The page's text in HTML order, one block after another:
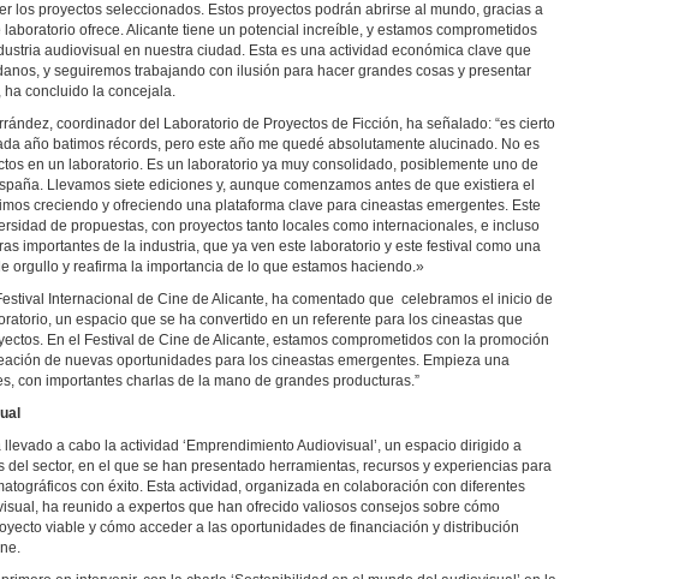
los proyectos seleccionados. Estos proyectos podrán abrirse al mundo, gracias a
laboratorio ofrece. Alicante tiene un potencial increíble, y estamos comprometidos
audiovisual en nuestra ciudad. Esta es una actividad económica clave que
y seguiremos trabajando con ilusión para hacer grandes cosas y presentar
ha concluido la concejala.
coordinador del Laboratorio de Proyectos de Ficción, ha señalado: “es cierto
año batimos récords, pero este año me quedé absolutamente alucinado. No es
en un laboratorio. Es un laboratorio ya muy consolidado, posiblemente uno de
Llevamos siete ediciones y, aunque comenzamos antes de que existiera el
creciendo y ofreciendo una plataforma clave para cineastas emergentes. Este
de propuestas, con proyectos tanto locales como internacionales, e incluso
importantes de la industria, que ya ven este laboratorio y este festival como una
orgullo y reafirma la importancia de lo que estamos haciendo.»
Internacional de Cine de Alicante, ha comentado que celebramos el inicio de
un espacio que se ha convertido en un referente para los cineastas que
En el Festival de Cine de Alicante, estamos comprometidos con la promoción
de nuevas oportunidades para los cineastas emergentes. Empieza una
con importantes charlas de la mano de grandes producturas.”
a cabo la actividad ‘Emprendimiento Audiovisual’, un espacio dirigido a
del sector, en el que se han presentado herramientas, recursos y experiencias para
con éxito. Esta actividad, organizada en colaboración con diferentes
ha reunido a expertos que han ofrecido valiosos consejos sobre cómo
viable y cómo acceder a las oportunidades de financiación y distribución